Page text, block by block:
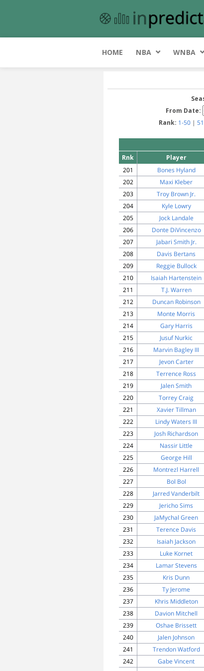
HOME NBA WNBA
From Date:
Rank: 1-50 |
Rnk
Player
201
Bones Hyland
202
Maxi Kleber
203
Troy Brown Jr.
204
Kyle Lowry
205
Jock Landale
206
Donte DiVincenzo
207
Jabari Smith Jr.
208
Davis Bertans
209
Reggie Bullock
210
Isaiah Hartenstein
211
T.J. Warren
212
Duncan Robinson
213
Monte Morris
214
Gary Harris
215
Jusuf Nurkic
216
Marvin Bagley III
217
Jevon Carter
218
Terrence Ross
219
Jalen Smith
220
Torrey Craig
221
Xavier Tillman
222
Lindy Waters III
223
Josh Richardson
224
Nassir Little
225
George Hill
226
Montrezl Harrell
227
Bol Bol
228
Jarred Vanderbilt
229
Jericho Sims
230
JaMychal Green
231
Terence Davis
232
Isaiah Jackson
233
Luke Kornet
234
Lamar Stevens
235
Kris Dunn
236
Ty Jerome
237
Khris Middleton
238
Davion Mitchell
239
Oshae Brissett
240
Jalen Johnson
241
Trendon Watford
242
Gabe Vincent